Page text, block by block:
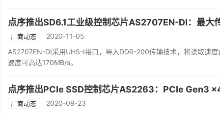
点序推出SD6.1工业级控制芯片AS2707EN-DI：最大
厂商动态
2020-11-05
AS2707EN-DI采用UHS-I接口，导入DDR-200传输技术，将读取速
速度可高达170MB/s。
点序推出PCIe SSD控制芯片AS2263：PCIe Gen3
厂商动态
2020-09-23